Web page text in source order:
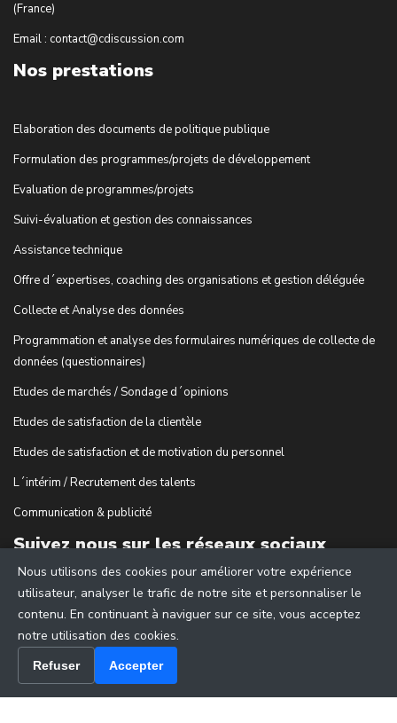
(France)
Email : contact@cdiscussion.com
Nos prestations
Elaboration des documents de politique publique
Formulation des programmes/projets de développement
Evaluation de programmes/projets
Suivi-évaluation et gestion des connaissances
Assistance technique
Offre d´expertises, coaching des organisations et gestion déléguée
Collecte et Analyse des données
Programmation et analyse des formulaires numériques de collecte de
données (questionnaires)
Etudes de marchés / Sondage d´opinions
Etudes de satisfaction de la clientèle
Etudes de satisfaction et de motivation du personnel
L´intérim / Recrutement des talents
Communication & publicité
Suivez nous sur les réseaux sociaux
Nous utilisons des cookies pour améliorer votre expérience
utilisateur, analyser le trafic de notre site et personnaliser le
contenu. En continuant à naviguer sur ce site, vous acceptez
notre utilisation des cookies.
Refuser Accepter